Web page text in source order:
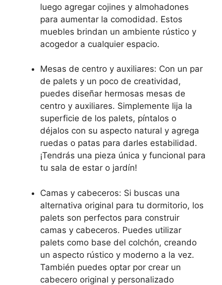
luego agregar cojines y almohadones
para aumentar la comodidad. Estos
muebles brindan un ambiente rústico y
acogedor a cualquier espacio.
Mesas de centro y auxiliares: Con un par
de palets y un poco de creatividad,
puedes diseñar hermosas mesas de
centro y auxiliares. Simplemente lija la
superficie de los palets, píntalos o
déjalos con su aspecto natural y agrega
ruedas o patas para darles estabilidad.
¡Tendrás una pieza única y funcional para
tu sala de estar o jardín!
Camas y cabeceros: Si buscas una
alternativa original para tu dormitorio, los
palets son perfectos para construir
camas y cabeceros. Puedes utilizar
palets como base del colchón, creando
un aspecto rústico y moderno a la vez.
También puedes optar por crear un
cabecero original y personalizado